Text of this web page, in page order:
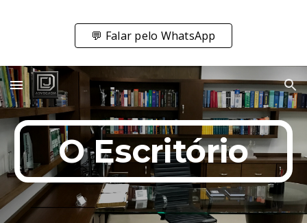
Skip to main content Skip to navigation
💬 Falar pelo WhatsApp
O Escritório